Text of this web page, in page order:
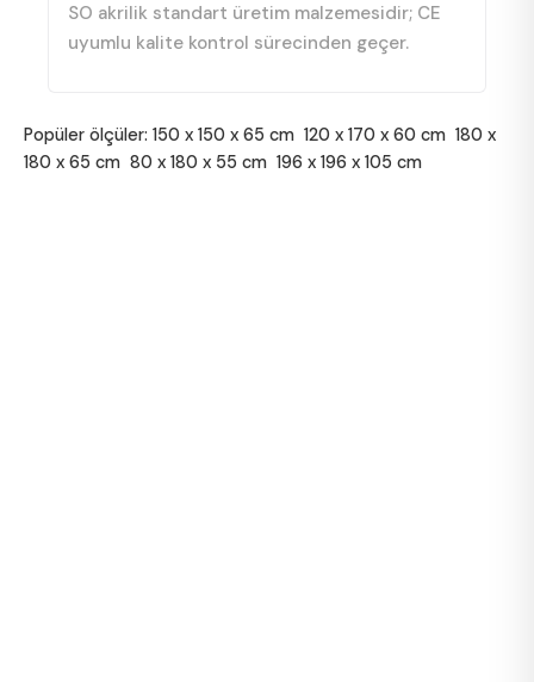
SO akrilik standart üretim malzemesidir; CE
uyumlu kalite kontrol sürecinden geçer.
Popüler ölçüler: 150 x 150 x 65 cm 120 x 170 x 60 cm 180 x
180 x 65 cm 80 x 180 x 55 cm 196 x 196 x 105 cm